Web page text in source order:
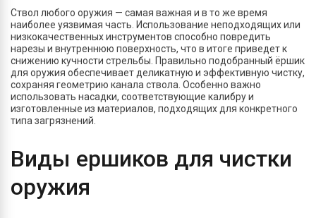
Ствол любого оружия — самая важная и в то же время
наиболее уязвимая часть. Использование неподходящих или
низкокачественных инструментов способно повредить
нарезы и внутреннюю поверхность, что в итоге приведет к
снижению кучности стрельбы. Правильно подобранный ёршик
для оружия обеспечивает деликатную и эффективную чистку,
сохраняя геометрию канала ствола. Особенно важно
использовать насадки, соответствующие калибру и
изготовленные из материалов, подходящих для конкретного
типа загрязнений.
Виды ершиков для чистки
оружия